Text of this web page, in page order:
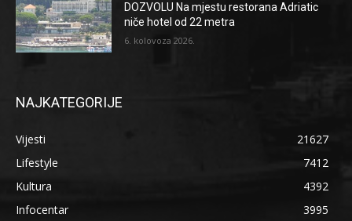
DOZVOLU Na mjestu restorana Adriatic
niče hotel od 22 metra
6. kolovoza 2026.
NAJKATEGORIJE
Vijesti
21627
Lifestyle
7412
Kultura
4392
Infocentar
3995